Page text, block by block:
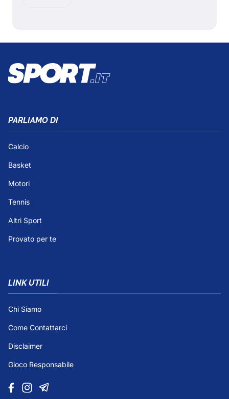
PARLIAMO DI
Calcio
Basket
Motori
Tennis
Altri Sport
Provato per te
LINK UTILI
Chi Siamo
Come Contattarci
Disclaimer
Gioco Responsabile